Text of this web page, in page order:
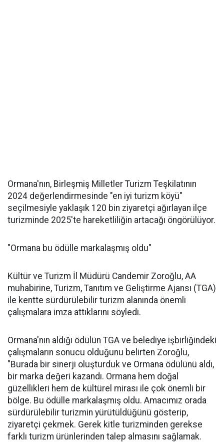
Ormana'nın, Birleşmiş Milletler Turizm Teşkilatının
2024 değerlendirmesinde "en iyi turizm köyü"
seçilmesiyle yaklaşık 120 bin ziyaretçi ağırlayan ilçe
turizminde 2025'te hareketliliğin artacağı öngörülüyor.
"Ormana bu ödülle markalaşmış oldu"
Kültür ve Turizm İl Müdürü Candemir Zoroğlu, AA
muhabirine, Turizm, Tanıtım ve Geliştirme Ajansı (TGA)
ile kentte sürdürülebilir turizm alanında önemli
çalışmalara imza attıklarını söyledi.
Ormana'nın aldığı ödülün TGA ve belediye işbirliğindeki
çalışmaların sonucu olduğunu belirten Zoroğlu,
"Burada bir sinerji oluşturduk ve Ormana ödülünü aldı,
bir marka değeri kazandı. Ormana hem doğal
güzellikleri hem de kültürel mirası ile çok önemli bir
bölge. Bu ödülle markalaşmış oldu. Amacımız orada
sürdürülebilir turizmin yürütüldüğünü gösterip,
ziyaretçi çekmek. Gerek kitle turizminden gerekse
farklı turizm ürünlerinden talep almasını sağlamak.